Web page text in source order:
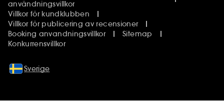
användningsvillkor
Villkor för kundklubben
Villkor för publicering av recensioner
Booking anvandningsvillkor
Sitemap
Konkurrensvillkor
Sverige